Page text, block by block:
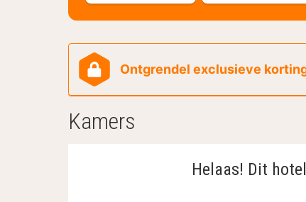
Ontgrendel exclusieve
Kamers
Helaas! Dit